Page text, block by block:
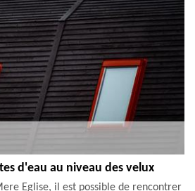
d'eau au niveau des velux
Eglise, il est possible de rencontrer